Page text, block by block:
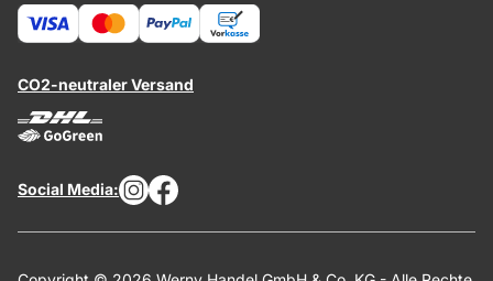
CO2-neutraler Versand
Social Media: